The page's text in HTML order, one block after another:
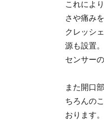
これによ
さや痛み
クレッシ
源も設置。
センサー
また開口
ちろんの
おります。